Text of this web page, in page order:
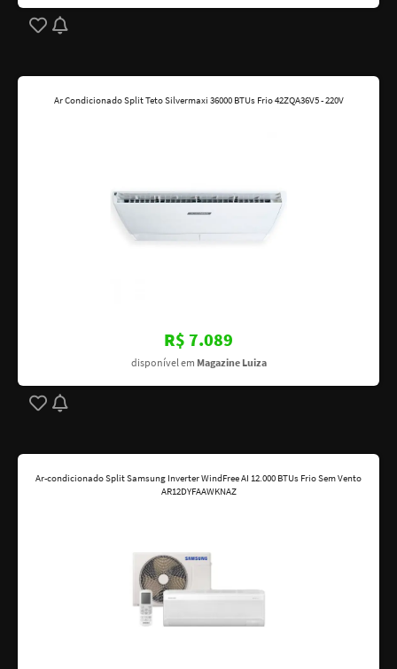
Ar Condicionado Split Teto Silvermaxi 36000 BTUs Frio 42ZQA36V5 - 220V
R$ 7.089
disponível em Magazine Luiza
Ar-condicionado Split Samsung Inverter WindFree AI 12.000 BTUs Frio Sem Vento
AR12DYFAAWKNAZ